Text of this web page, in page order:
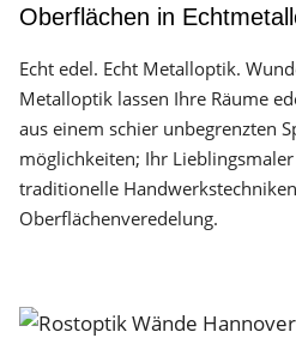
Oberflächen in
Echt edel. Echt Metalloptik.
Metalloptik lassen Ihre Räume
aus einem schier unbegrenzten
möglichkeiten; Ihr
traditionelle
Oberflächen­veredelung.